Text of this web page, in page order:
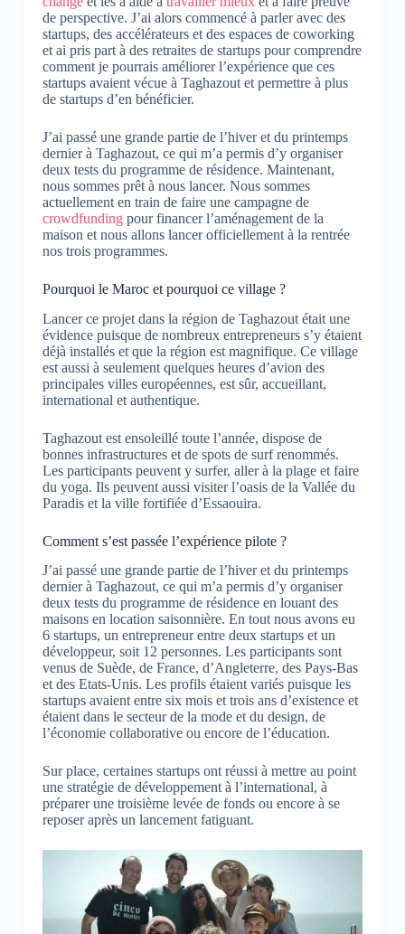
de perspective. J’ai alors commencé à parler avec des
startups, des accélérateurs et des espaces de coworking
et ai pris part à des retraites de startups pour comprendre
comment je pourrais améliorer l’expérience que ces
startups avaient vécue à Taghazout et permettre à plus
de startups d’en bénéficier.
J’ai passé une grande partie de l’hiver et du printemps
dernier à Taghazout, ce qui m’a permis d’y organiser
deux tests du programme de résidence. Maintenant,
nous sommes prêt à nous lancer. Nous sommes
actuellement en train de faire une campagne de
crowdfundingpour financer l’aménagement de la
maison et nous allons lancer officiellement à la rentrée
nos trois programmes.
Pourquoi le Maroc et pourquoi ce village ?
Lancer ce projet dans la région de Taghazout était une
évidence puisque de nombreux entrepreneurs s’y étaient
déjà installés et que la région est magnifique. Ce village
est aussi à seulement quelques heures d’avion des
principales villes européennes, est sûr, accueillant,
international et authentique.
Taghazout est ensoleillé toute l’année, dispose de
bonnes infrastructures et de spots de surf renommés.
Les participants peuvent y surfer, aller à la plage et faire
du yoga. Ils peuvent aussi visiter l’oasis de la Vallée du
Paradis et la ville fortifiée d’Essaouira.
Comment s’est passée l’expérience pilote ?
J’ai passé une grande partie de l’hiver et du printemps
dernier à Taghazout, ce qui m’a permis d’y organiser
deux tests du programme de résidence en louant des
maisons en location saisonnière. En tout nous avons eu
6 startups, un entrepreneur entre deux startups et un
développeur, soit 12 personnes. Les participants sont
venus de Suède, de France, d’Angleterre, des Pays-Bas
et des Etats-Unis. Les profils étaient variés puisque les
startups avaient entre six mois et trois ans d’existence et
étaient dans le secteur de la mode et du design, de
l’économie collaborative ou encore de l’éducation.
Sur place, certaines startups ont réussi à mettre au point
une stratégie de développement à l’international, à
préparer une troisième levée de fonds ou encore à se
reposer après un lancement fatiguant.